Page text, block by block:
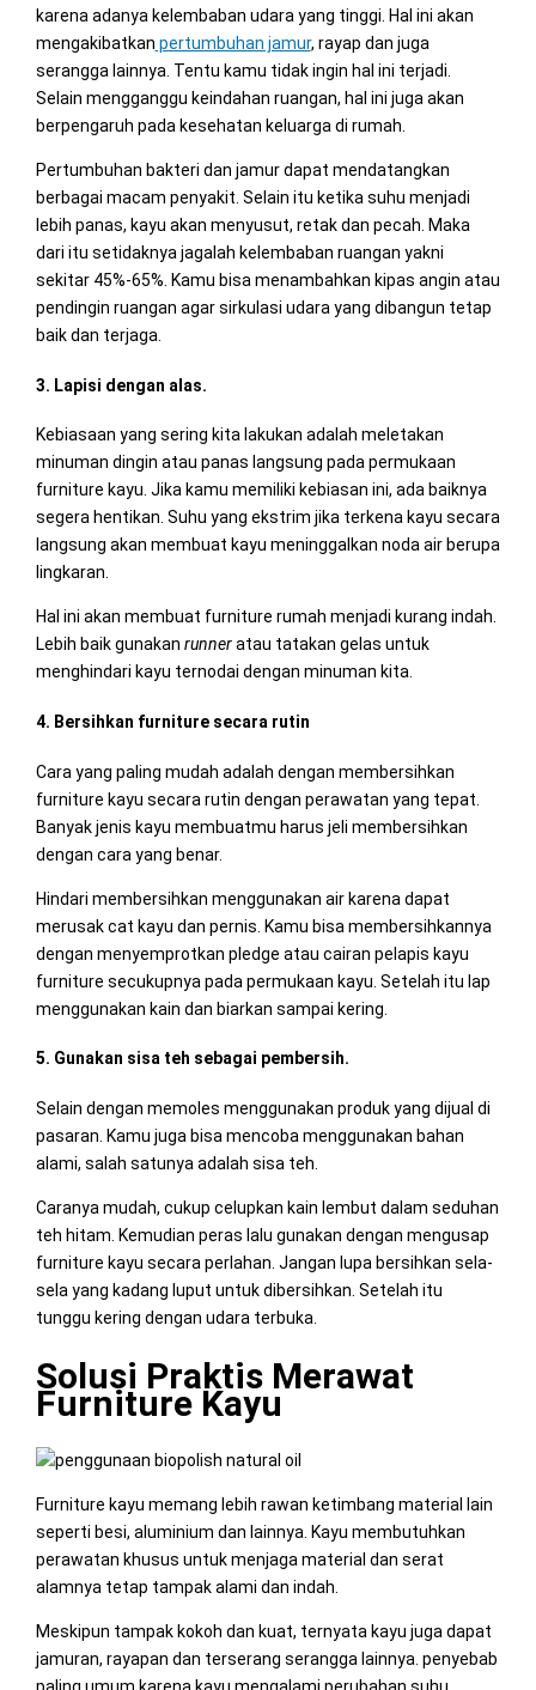
karena adanya kelembaban udara yang tinggi. Hal ini akan
mengakibatkan pertumbuhan jamur, rayap dan juga
serangga lainnya. Tentu kamu tidak ingin hal ini terjadi.
Selain mengganggu keindahan ruangan, hal ini juga akan
berpengaruh pada kesehatan keluarga di rumah.
Pertumbuhan bakteri dan jamur dapat mendatangkan
berbagai macam penyakit. Selain itu ketika suhu menjadi
lebih panas, kayu akan menyusut, retak dan pecah. Maka
dari itu setidaknya jagalah kelembaban ruangan yakni
sekitar 45%-65%. Kamu bisa menambahkan kipas angin atau
pendingin ruangan agar sirkulasi udara yang dibangun tetap
baik dan terjaga.
3. Lapisi dengan alas.
Kebiasaan yang sering kita lakukan adalah meletakan
minuman dingin atau panas langsung pada permukaan
furniture kayu. Jika kamu memiliki kebiasan ini, ada baiknya
segera hentikan. Suhu yang ekstrim jika terkena kayu secara
langsung akan membuat kayu meninggalkan noda air berupa
lingkaran.
Hal ini akan membuat furniture rumah menjadi kurang indah.
Lebih baik gunakan runneratau tatakan gelas untuk
menghindari kayu ternodai dengan minuman kita.
4. Bersihkan furniture secara rutin
Cara yang paling mudah adalah dengan membersihkan
furniture kayu secara rutin dengan perawatan yang tepat.
Banyak jenis kayu membuatmu harus jeli membersihkan
dengan cara yang benar.
Hindari membersihkan menggunakan air karena dapat
merusak cat kayu dan pernis. Kamu bisa membersihkannya
dengan menyemprotkan pledge atau cairan pelapis kayu
furniture secukupnya pada permukaan kayu. Setelah itu lap
menggunakan kain dan biarkan sampai kering.
5. Gunakan sisa teh sebagai pembersih.
Selain dengan memoles menggunakan produk yang dijual di
pasaran. Kamu juga bisa mencoba menggunakan bahan
alami, salah satunya adalah sisa teh.
Caranya mudah, cukup celupkan kain lembut dalam seduhan
teh hitam. Kemudian peras lalu gunakan dengan mengusap
furniture kayu secara perlahan. Jangan lupa bersihkan sela-
sela yang kadang luput untuk dibersihkan. Setelah itu
tunggu kering dengan udara terbuka.
Solusi Praktis Merawat
Furniture Kayu
Furniture kayu memang lebih rawan ketimbang material lain
seperti besi, aluminium dan lainnya. Kayu membutuhkan
perawatan khusus untuk menjaga material dan serat
alamnya tetap tampak alami dan indah.
Meskipun tampak kokoh dan kuat, ternyata kayu juga dapat
jamuran, rayapan dan terserang serangga lainnya. penyebab
paling umum karena kayu mengalami perubahan suhu